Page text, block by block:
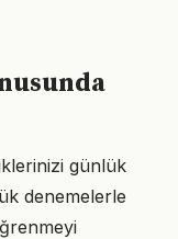
günlük
denemelerle